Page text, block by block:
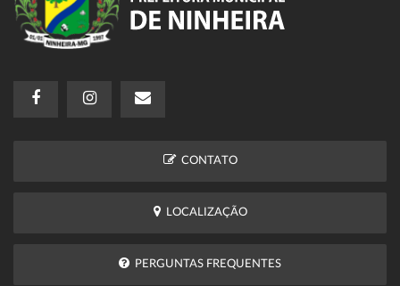
CONTATO
LOCALIZAÇÃO
PERGUNTAS FREQUENTES